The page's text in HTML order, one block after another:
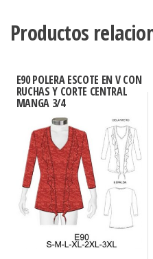
Productos
E90 POLERA ESCOTE EN V CON
RUCHAS Y CORTE CENTRAL
MANGA 3/4